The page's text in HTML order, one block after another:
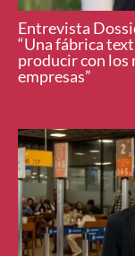
Entrevista
“Una fábrica
producir con los
empresas”